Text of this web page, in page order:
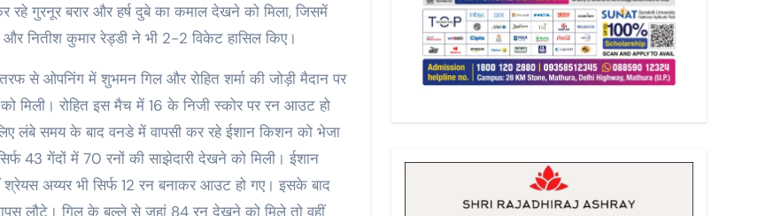
गुरनूर बरार और हर्ष दुबे का कमाल देखने को मिला, जिसमें
नितीश कुमार रेड्डी ने भी 2-2 विकेट हासिल किए।
से ओपनिंग में शुभमन गिल और रोहित शर्मा की जोड़ी मैदान पर
मिली। रोहित इस मैच में 16 के निजी स्कोर पर रन आउट हो
लंबे समय के बाद वनडे में वापसी कर रहे ईशान किशन को भेजा
43 गेंदों में 70 रनों की साझेदारी देखने को मिली। ईशान
अय्यर भी सिर्फ 12 रन बनाकर आउट हो गए। इसके बाद
लौटे। गिल के बल्ले से जहां 84 रन देखने को मिले तो वहीं